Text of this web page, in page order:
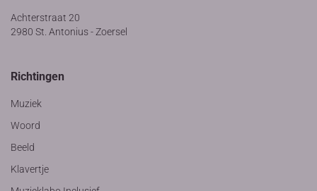
Achterstraat 20
2980 St. Antonius - Zoersel
Richtingen
Muziek
Woord
Beeld
Klavertje